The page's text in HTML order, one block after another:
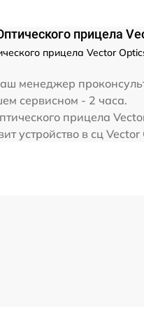
прицела
прицела Vector
менеджер
сервисном - 2 часа.
прицела
устройство в сц